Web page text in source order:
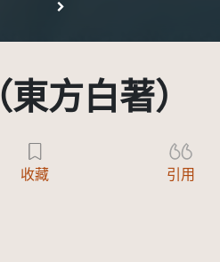
方白著）
收藏 引用